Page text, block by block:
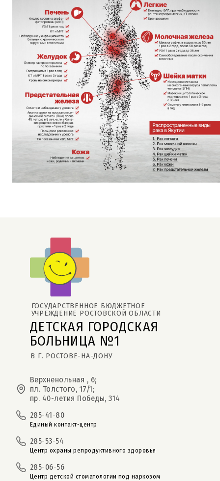
ДЕТСКАЯ ГОРОДСКАЯ
БОЛЬНИЦА №1
В Г. РОСТОВЕ-НА-ДОНУ
ГОСУДАРСТВЕННОЕ БЮДЖЕТНОЕ
УЧРЕЖДЕНИЕ РОСТОВСКОЙ ОБЛАСТИ
Верхненольная , 6;
пл. Толстого, 17/1;
пр. 40-летия Победы, 314
285-41-80
Единый контакт-центр
285-53-54
Центр охраны репродуктивного здоровья
285-06-56
Центр детской стоматологии под наркозом